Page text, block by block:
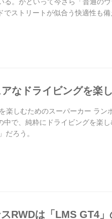
。かといって今さら「普通の
ストリートが似合う快適性も
なドライビングを楽
楽しむためのスーパーカー ラン
で、純粋にドライビングを楽
ろう。
RWDは「LMS GT4